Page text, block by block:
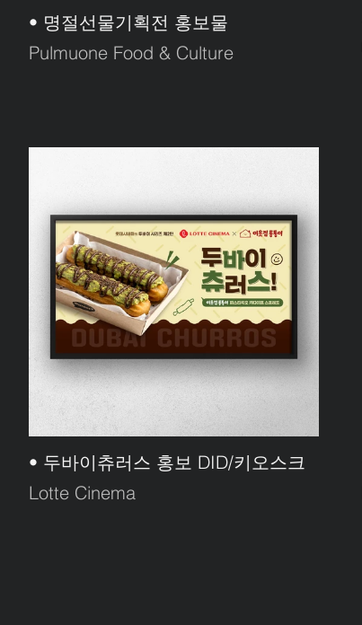
• 명절선물기획전 홍보물
Pulmuone Food & Culture
• 두바이츄러스 홍보 DID/키오스크
Lotte Cinema